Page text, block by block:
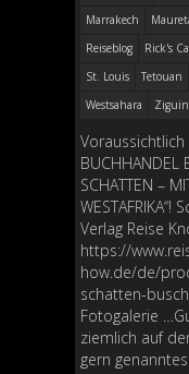
Marrakech
Reiseblog
Rick's
St. Louis
Tetouan
Westsahara
BUCHHANDEL
SCHATTEN –
WESTAFRIKA“!
Verlag Reise
https://
how.de/de/
schatten-
Fotogalerie
ziemlich auf
gern